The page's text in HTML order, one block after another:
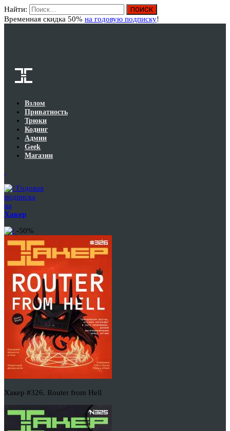
Найти:
Временная скидка 50% на годовую подписку!
Взлом
Приватность
Трюки
Кодинг
Админ
Geek
Магазин
Годовая
подписка
на
Хакер
-50%
Хакер #326. Router from Hell